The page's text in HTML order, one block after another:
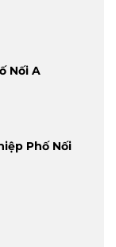
Nối A
Phố Nối